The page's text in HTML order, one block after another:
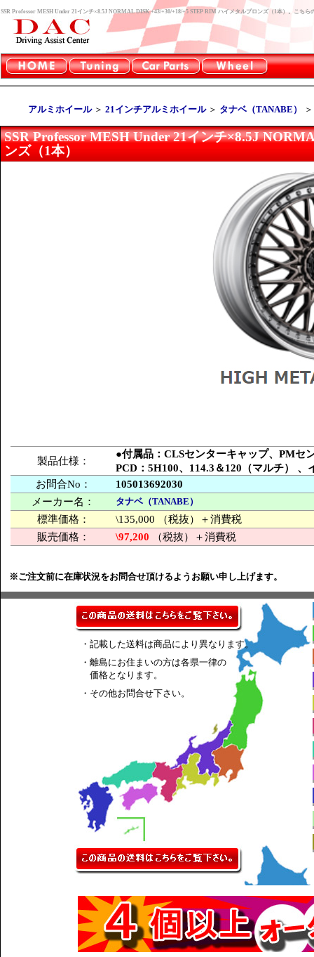
SSR Professor MESH Under 21インチ×8.5J NORMAL DISK +43/+30/+18/+5 STEP RIM ハイメタルブロンズ（1本）。こち
アルミホイール＞ 21インチアルミホイール＞ タナベ（TANABE）
SSR Professor MESH Under 21インチ×8.5J
ンズ（1本）
製品仕様：
●付属品：CLSセンターキャップ、PM
PCD：5H100、114.3＆120（マルチ） 、
お問合No：
105013692030
メーカー名：
タナベ（TANABE）
標準価格：
\135,000 （税抜）＋消費税
販売価格：
\97,200 （税抜）＋消費税
※ご注文前に在庫状況をお問合せ頂けるようお願い申し上げます。
・記載した送料は商品により異なります。
・離島にお住まいの方は各県一律の
価格となります。
・その他お問合せ下さい。